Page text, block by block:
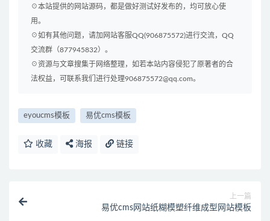
☉本站提供的网站源码，都是做好测试好发布的，均可放心使
用。
☉如有其他问题，请加网站客服QQ(906875572)进行交流，QQ
交流群（877945832）。
☉资源与文章搜集于网络整理，如若本站内容侵犯了原著者的合
法权益，可联系我们进行处理906875572@qq.com。
eyoucms模板 易优cms模板
收藏 海报 链接
上一篇
易优cms网站纸糊模塑纤维成型网站模板